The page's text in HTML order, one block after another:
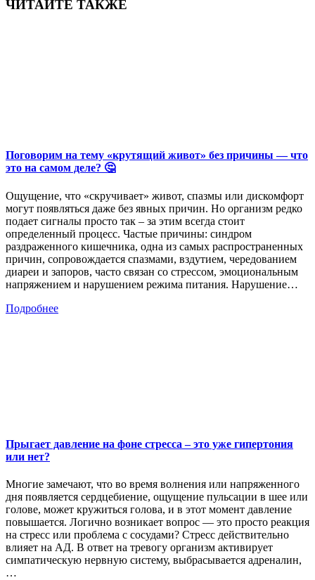
ЧИТАЙТЕ ТАКЖЕ
Поговорим на тему «крутящий живот» без причины — что
это на самом деле? 🤔
Ощущение, что «скручивает» живот, спазмы или дискомфорт
могут появляться даже без явных причин. Но организм редко
подает сигналы просто так – за этим всегда стоит
определенный процесс. Частые причины: синдром
раздраженного кишечника, одна из самых распространенных
причин, сопровождается спазмами, вздутием, чередованием
диареи и запоров, часто связан со стрессом, эмоциональным
напряжением и нарушением режима питания. Нарушение…
Подробнее
Прыгает давление на фоне стресса – это уже гипертония
или нет?
Многие замечают, что во время волнения или напряженного
дня появляется сердцебиение, ощущение пульсации в шее или
голове, может кружиться голова, и в этот момент давление
повышается. Логично возникает вопрос — это просто реакция
на стресс или проблема с сосудами? Стресс действительно
влияет на АД. В ответ на тревогу организм активирует
симпатическую нервную систему, выбрасывается адреналин,
…